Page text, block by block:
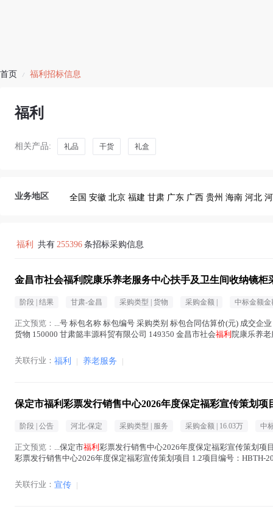
首页 / 福利招标信息
福利
相关产品: 礼品 干货 礼盒
业务地区 全国 安徽 北京 福建 甘肃 广东 广西 贵州 海南 河北
福利 共有 255396 条招标采购信息
金昌市社会福利院康乐养老服务中心扶手及卫生间收纳镜柜
阶段 | 结果 甘肃-金昌 采购类型 | 货物 采购金额 | 中标金额
正文预览： ...号 标包名称 标包编号 采购类别 标包合同估算价(元) 成交企
货物 150000 甘肃懿丰源科贸有限公司 149350 金昌市社会福利 院康乐养
关联行业： 福利 | 养老服务 |
保定市福利彩票发行销售中心2026年度保定福彩宣传策划项
阶段 | 公告 河北-保定 采购类型 | 服务 采购金额 | 16.03万 中
正文预览： ...保定市福利 彩票发行销售中心2026年度保定福彩宣传策划项
彩票发行销售中心2026年度保定福彩宣传策划项目 1.2项目编号：HBTH-
关联行业： 宣传 |